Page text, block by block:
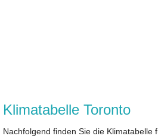
Klimatabelle Toronto
Nachfolgend finden Sie die Klimatabelle